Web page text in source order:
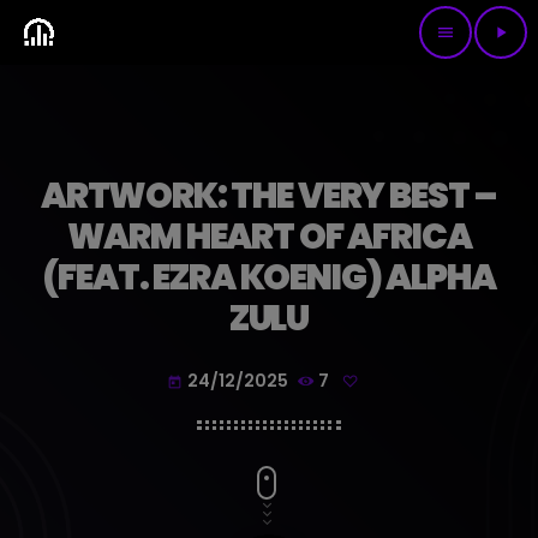
menu play_arrow
ARTWORK: THE VERY BEST –
WARM HEART OF AFRICA
(FEAT. EZRA KOENIG) ALPHA
ZULU
today 24/12/2025 7